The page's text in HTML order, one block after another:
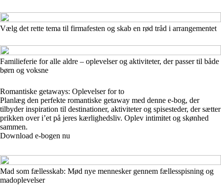
Vælg det rette tema til firmafesten og skab en rød tråd i arrangementet
Familieferie for alle aldre – oplevelser og aktiviteter, der passer til både
børn og voksne
Romantiske getaways: Oplevelser for to
Planlæg den perfekte romantiske getaway med denne e-bog, der
tilbyder inspiration til destinationer, aktiviteter og spisesteder, der sætter
prikken over i’et på jeres kærlighedsliv. Oplev intimitet og skønhed
sammen.
Download e-bogen nu
Mad som fællesskab: Mød nye mennesker gennem fællesspisning og
madoplevelser